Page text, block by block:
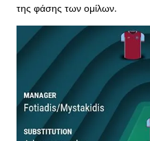
της φάσης των ομίλων.